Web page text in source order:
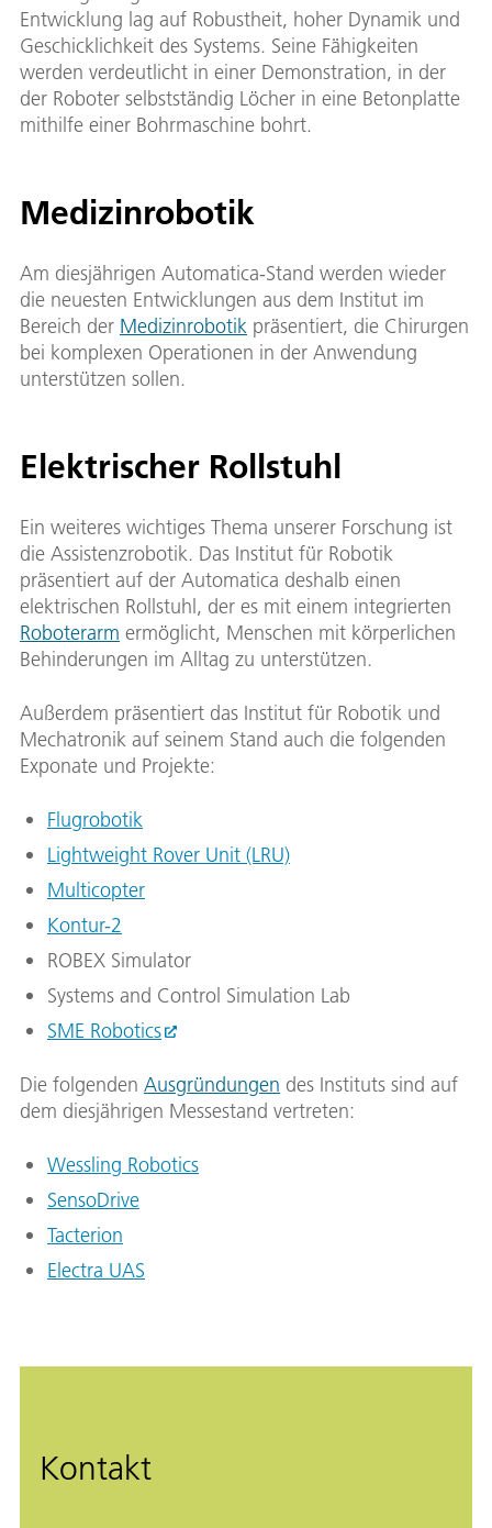
Entwicklung lag auf Robustheit, hoher Dynamik und
Geschicklichkeit des Systems. Seine Fähigkeiten
werden verdeutlicht in einer Demonstration, in der
der Roboter selbstständig Löcher in eine Betonplatte
mithilfe einer Bohrmaschine bohrt.
Medizinrobotik
Am diesjährigen Automatica-Stand werden wieder
die neuesten Entwicklungen aus dem Institut im
Bereich der Medizinrobotik präsentiert, die Chirurgen
bei komplexen Operationen in der Anwendung
unterstützen sollen.
Elektrischer Rollstuhl
Ein weiteres wichtiges Thema unserer Forschung ist
die Assistenzrobotik. Das Institut für Robotik
präsentiert auf der Automatica deshalb einen
elektrischen Rollstuhl, der es mit einem integrierten
Roboterarm ermöglicht, Menschen mit körperlichen
Behinderungen im Alltag zu unterstützen.
Außerdem präsentiert das Institut für Robotik und
Mechatronik auf seinem Stand auch die folgenden
Exponate und Projekte:
Flugrobotik
Lightweight Rover Unit (LRU)
Multicopter
Kontur-2
ROBEX Simulator
Systems and Control Simulation Lab
SME Robotics
Die folgenden Ausgründungen des Instituts sind auf
dem diesjährigen Messestand vertreten:
Wessling Robotics
SensoDrive
Tacterion
Electra UAS
Kontakt